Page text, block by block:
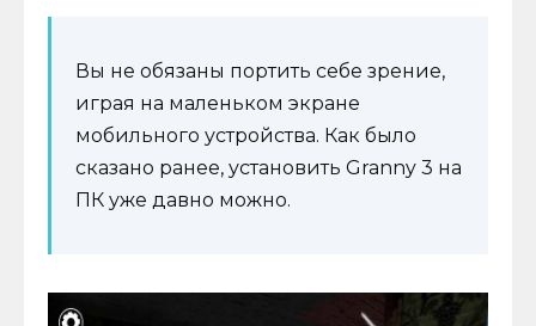
Вы не обязаны портить себе зрение,
играя на маленьком экране
мобильного устройства. Как было
сказано ранее, установить Granny 3 на
ПК уже давно можно.